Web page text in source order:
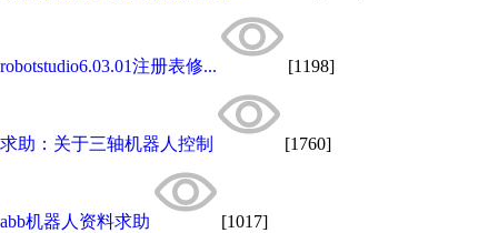
robotstudio6.03.01注册表修... [1198]
求助：关于三轴机器人控制 [1760]
abb机器人资料求助 [1017]